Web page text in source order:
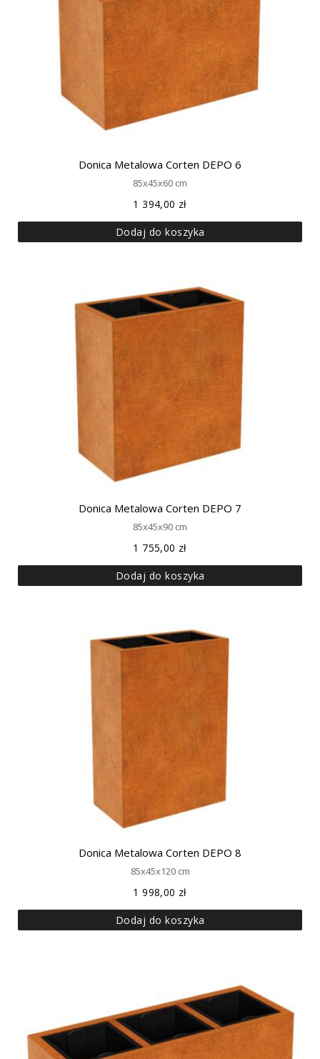
Donica Metalowa Corten DEPO 6
85x45x60 cm
1 394,00 zł
Dodaj do koszyka
Donica Metalowa Corten DEPO 7
85x45x90 cm
1 755,00 zł
Dodaj do koszyka
Donica Metalowa Corten DEPO 8
85x45x120 cm
1 998,00 zł
Dodaj do koszyka